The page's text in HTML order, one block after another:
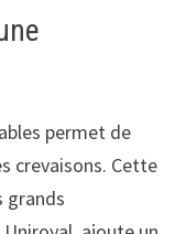
permet de
crevaisons. Cette
grands